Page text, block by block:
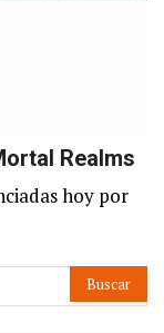
Realms
hoy por